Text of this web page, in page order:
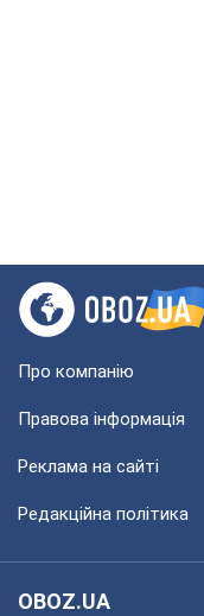
Про компанію
Правова інформація
Реклама на сайті
Редакційна політика
OBOZ.UA